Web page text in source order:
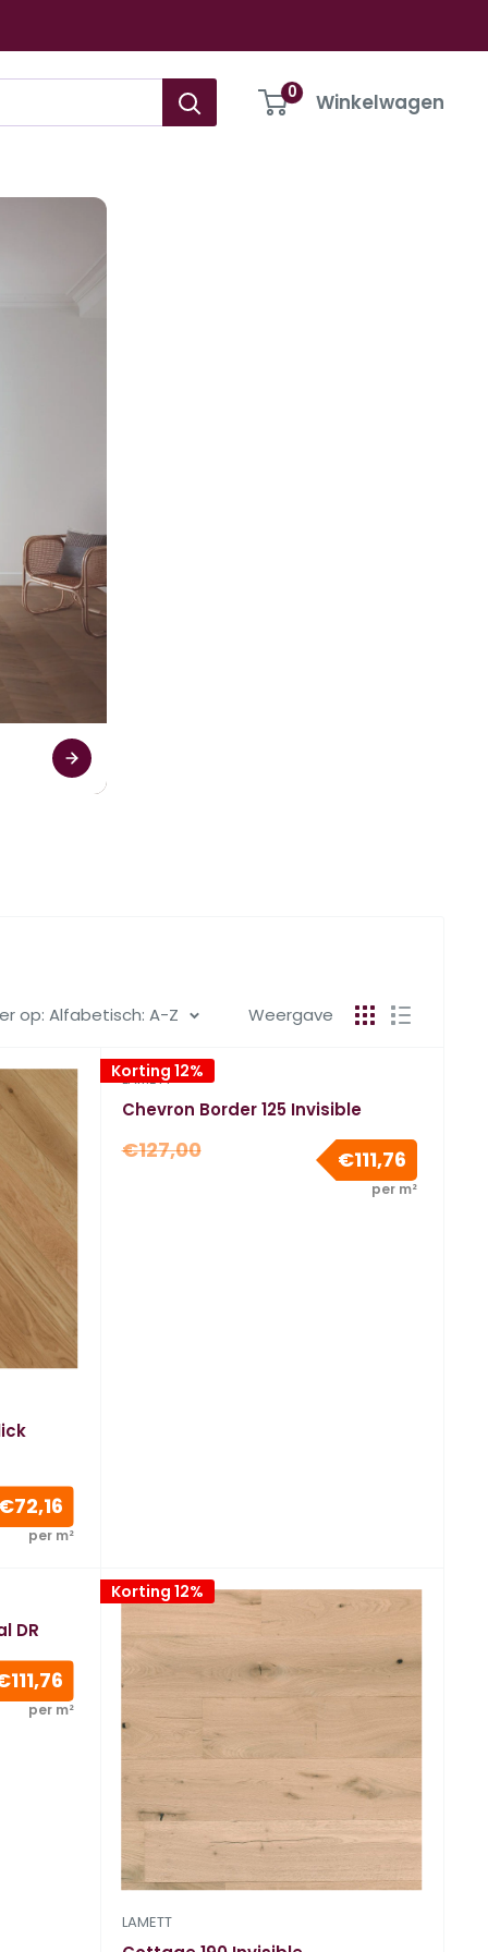
0 Winkelwagen
op: Alfabetisch: A-Z Weergave
Verkoopprijs
€72,16
per m²
Korting 12%
LAMETT
Chevron Border 125 Invisible
Normale
€127,00 €111,76
per m²
DR
Verkoopprijs
per m²
Korting 12%
LAMETT